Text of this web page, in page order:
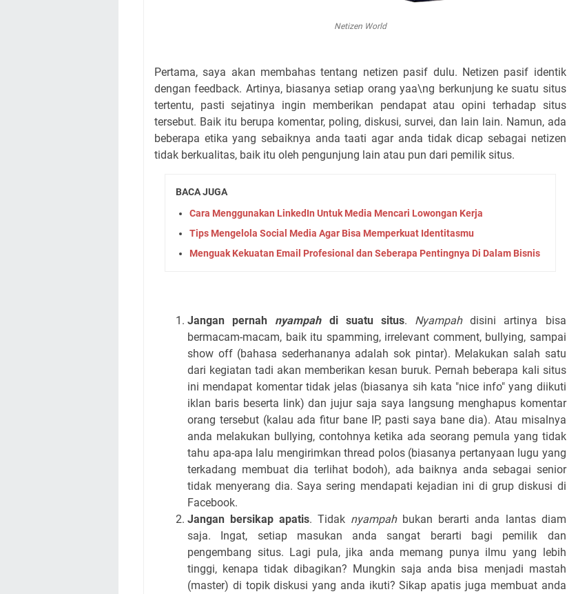
Netizen World
Pertama, saya akan membahas tentang netizen pasif dulu. Netizen pasif identik
dengan feedback. Artinya, biasanya setiap orang yaa\ng berkunjung ke suatu situs
tertentu, pasti sejatinya ingin memberikan pendapat atau opini terhadap situs
tersebut. Baik itu berupa komentar, poling, diskusi, survei, dan lain lain. Namun, ada
beberapa etika yang sebaiknya anda taati agar anda tidak dicap sebagai netizen
tidak berkualitas, baik itu oleh pengunjung lain atau pun dari pemilik situs.
BACA JUGA
Cara Menggunakan LinkedIn Untuk Media Mencari Lowongan Kerja
Tips Mengelola Social Media Agar Bisa Memperkuat Identitasmu
Menguak Kekuatan Email Profesional dan Seberapa Pentingnya Di Dalam Bisnis
Jangan pernah nyampahdi suatu situs. Nyampahdisini artinya bisa
bermacam-macam, baik itu spamming, irrelevant comment, bullying, sampai
show off (bahasa sederhananya adalah sok pintar). Melakukan salah satu
dari kegiatan tadi akan memberikan kesan buruk. Pernah beberapa kali situs
ini mendapat komentar tidak jelas (biasanya sih kata "nice info" yang diikuti
iklan baris beserta link) dan jujur saja saya langsung menghapus komentar
orang tersebut (kalau ada fitur bane IP, pasti saya bane dia). Atau misalnya
anda melakukan bullying, contohnya ketika ada seorang pemula yang tidak
tahu apa-apa lalu mengirimkan thread polos (biasanya pertanyaan lugu yang
terkadang membuat dia terlihat bodoh), ada baiknya anda sebagai senior
tidak menyerang dia. Saya sering mendapati kejadian ini di grup diskusi di
Facebook.
Jangan bersikap apatis. Tidak nyampah bukan berarti anda lantas diam
saja. Ingat, setiap masukan anda sangat berarti bagi pemilik dan
pengembang situs. Lagi pula, jika anda memang punya ilmu yang lebih
tinggi, kenapa tidak dibagikan? Mungkin saja anda bisa menjadi mastah
(master) di topik diskusi yang anda ikuti? Sikap apatis juga membuat anda